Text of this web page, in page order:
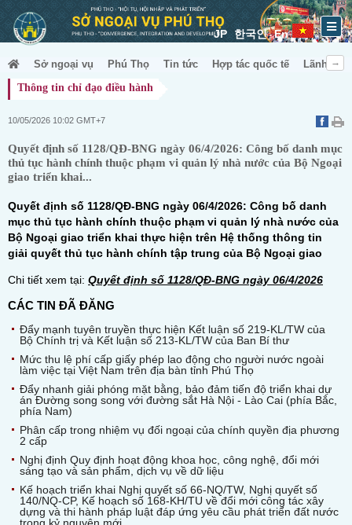
JP 한국인 En
Sở ngoại vụ Phú Thọ Tin tức Hợp tác quốc tế
Lãnh sự
Thông tin chỉ đạo điều hành
10/05/2026 10:02 GMT+7
Quyết định số 1128/QĐ-BNG ngày 06/4/2026: Công bố danh mục
thủ tục hành chính thuộc phạm vi quản lý nhà nước của Bộ Ngoại
giao triển khai...
Quyết định số 1128/QĐ-BNG ngày 06/4/2026: Công bố danh
mục thủ tục hành chính thuộc phạm vi quản lý nhà nước của
Bộ Ngoại giao triển khai thực hiện trên Hệ thống thông tin
giải quyết thủ tục hành chính tập trung của Bộ Ngoại giao
Chi tiết xem tại: Quyết định số 1128/QĐ-BNG ngày 06/4/2026
CÁC TIN ĐÃ ĐĂNG
Đẩy mạnh tuyên truyền thực hiện Kết luận số 219-KL/TW của
Bộ Chính trị và Kết luận số 213-KL/TW của Ban Bí thư
Mức thu lệ phí cấp giấy phép lao động cho người nước ngoài
làm việc tại Việt Nam trên địa bàn tỉnh Phú Thọ
Đẩy nhanh giải phóng mặt bằng, bảo đảm tiến độ triển khai dự
án Đường song song với đường sắt Hà Nội - Lào Cai (phía Bắc,
phía Nam)
Phân cấp trong nhiệm vụ đối ngoại của chính quyền địa phương
2 cấp
Nghị định Quy định hoạt động khoa học, công nghệ, đổi mới
sáng tạo và sản phẩm, dịch vụ về dữ liệu
Kế hoạch triển khai Nghị quyết số 66-NQ/TW, Nghị quyết số
140/NQ-CP, Kế hoạch số 168-KH/TU về đổi mới công tác xây
dựng và thi hành pháp luật đáp ứng yêu cầu phát triển đất nước